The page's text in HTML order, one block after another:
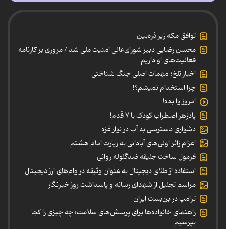
توافق مکه زیر ذره‌بین
محسن رضایی دبیر شورای‌عالی امنیت ملی شد / مروری بر کارنامه
فعالیت‌های او داریم
اخبار تلخ؛ مهمات اصلی جنگ شناختی
چرا استخدام نمیشم؟!
امروز وا بده!
پادزهر اضطراب کودک با ۷ قدم!
دشواری دسترسی به آب در نوار غزه
اعزام زائر اولی‌های آبادانی به زیارت امام هشتم
فرمول ساخت جلیقه ضدگلوله روانی
استفاده از طلای دیجیتال به عنوان وثیقه در وام‌های ارز دیجیتال
مراسم تجلیل از شهدای رسانه و پاسداشت روز خبرنگار
ترامپ در بن‌بست ایران
راهنمای خانواده‌ها برای پرسش‌های سلامت؛ چه چیزی را کجا
بپرسیم